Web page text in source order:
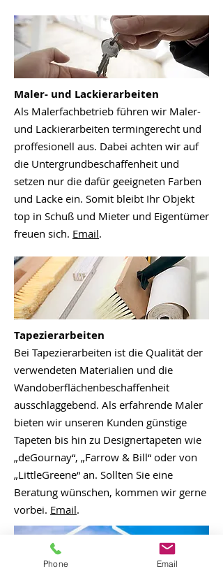
Maler- und Lackierarbeiten
Als Malerfachbetrieb führen wir Maler-
und Lackierarbeiten termingerecht und
proffesionell aus. Dabei achten wir auf
die Untergrundbeschaffenheit und
setzen nur die dafür geeigneten Farben
und Lacke ein. Somit bleibt Ihr Objekt
top in Schuß und Mieter und Eigentümer
freuen sich. Email.
Tapezierarbeiten
Bei Tapezierarbeiten ist die Qualität der
verwendeten Materialien und die
Wandoberflächenbeschaffenheit
ausschlaggebend. Als erfahrende Maler
bieten wir unseren Kunden günstige
Tapeten bis hin zu Designertapeten wie
„deGournay“, „Farrow & Bill“ oder von
„LittleGreene“ an. Sollten Sie eine
Beratung wünschen, kommen wir gerne
vorbei. Email.
Phone Email